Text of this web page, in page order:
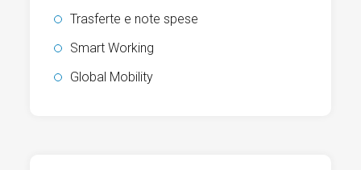
Trasferte e note spese
Smart Working
Global Mobility